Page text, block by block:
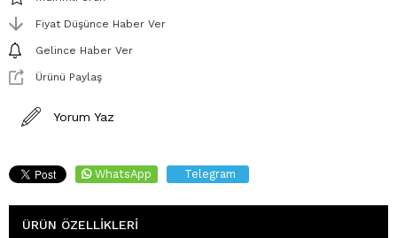
Fiyat Düşünce Haber Ver
Gelince Haber Ver
Ürünü Paylaş
Yorum Yaz
WhatsApp Telegram
ÜRÜN ÖZELLIKLERI